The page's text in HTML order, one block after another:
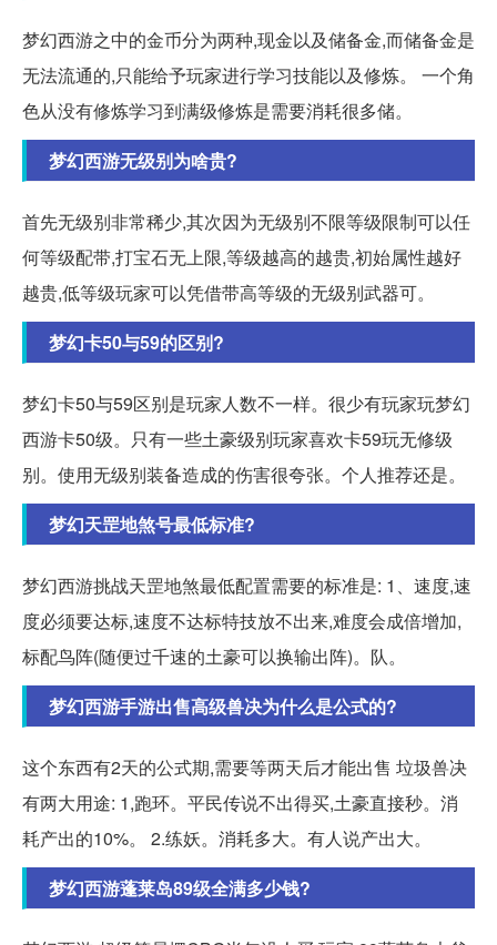
梦幻西游之中的金币分为两种,现金以及储备金,而储备金是
无法流通的,只能给予玩家进行学习技能以及修炼。 一个角
色从没有修炼学习到满级修炼是需要消耗很多储。
梦幻西游无级别为啥贵?
首先无级别非常稀少,其次因为无级别不限等级限制可以任
何等级配带,打宝石无上限,等级越高的越贵,初始属性越好
越贵,低等级玩家可以凭借带高等级的无级别武器可。
梦幻卡50与59的区别?
梦幻卡50与59区别是玩家人数不一样。很少有玩家玩梦幻
西游卡50级。只有一些土豪级别玩家喜欢卡59玩无修级
别。使用无级别装备造成的伤害很夸张。个人推荐还是。
梦幻天罡地煞号最低标准?
梦幻西游挑战天罡地煞最低配置需要的标准是: 1、速度,速
度必须要达标,速度不达标特技放不出来,难度会成倍增加,
标配鸟阵(随便过千速的土豪可以换输出阵)。队。
梦幻西游手游出售高级兽决为什么是公式的?
这个东西有2天的公式期,需要等两天后才能出售 垃圾兽决
有两大用途: 1,跑环。平民传说不出得买,土豪直接秒。消
耗产出的10%。 2.练妖。消耗多大。有人说产出大。
梦幻西游蓬莱岛89级全满多少钱?